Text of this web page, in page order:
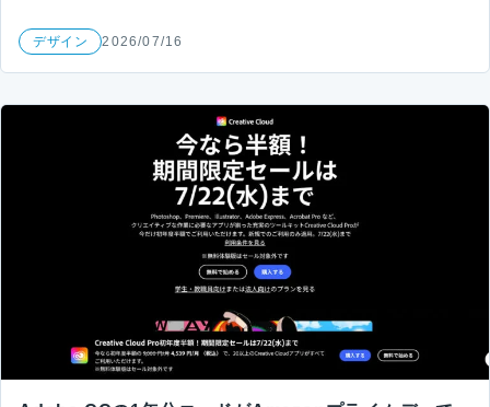
デザイン 2026/07/16